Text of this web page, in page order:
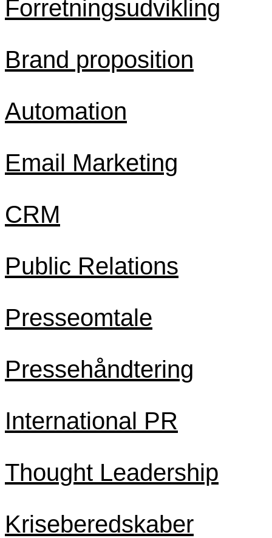
Forretningsudvikling
Brand proposition
Automation
Email Marketing
CRM
Public Relations
Presseomtale
Pressehåndtering
International PR
Thought Leadership
Kriseberedskaber